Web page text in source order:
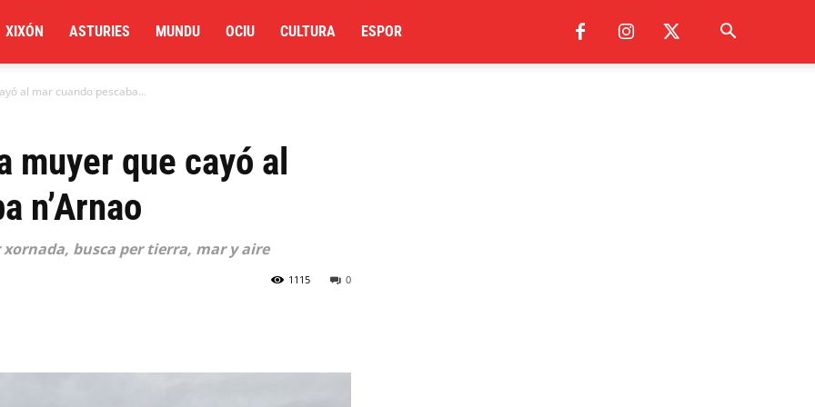
XIXÓN ASTURIES MUNDU OCIU CULTURA ESPOR
al mar cuando pescaba...
muyer que cayó al
n’Arnao
busca per tierra, mar y aire
0
1115